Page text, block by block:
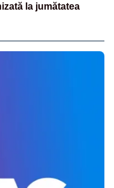
la jumătatea